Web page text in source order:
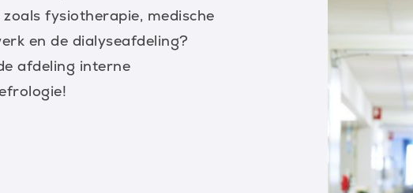
fysiotherapie, medische
en de dialyseafdeling?
afdeling interne